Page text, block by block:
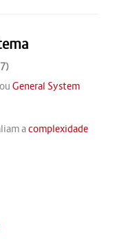
General System
acomplexidade